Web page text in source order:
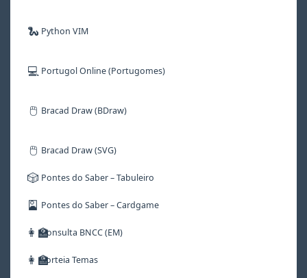
🐍 Python VIM
💻 Portugol Online (Portugomes)
🖱️ Bracad Draw (BDraw)
🖱️ Bracad Draw (SVG)
🎲 Pontes do Saber – Tabuleiro
🎴 Pontes do Saber – Cardgame
👩‍🏫Consulta BNCC (EM)
👩‍🏫Sorteia Temas